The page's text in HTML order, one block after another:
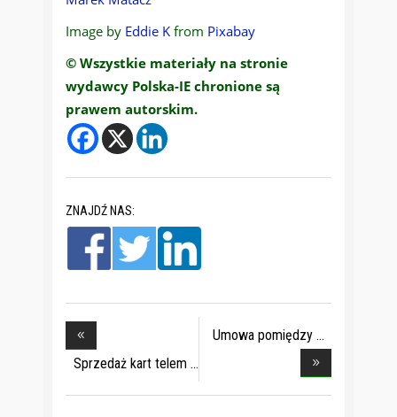
Image by Eddie K from Pixabay
© Wszystkie materiały na stronie
wydawcy Polska-IE chronione są
prawem autorskim.
ZNAJDŹ NAS:
Sprzedaż kart telem
Umowa pomiędzy